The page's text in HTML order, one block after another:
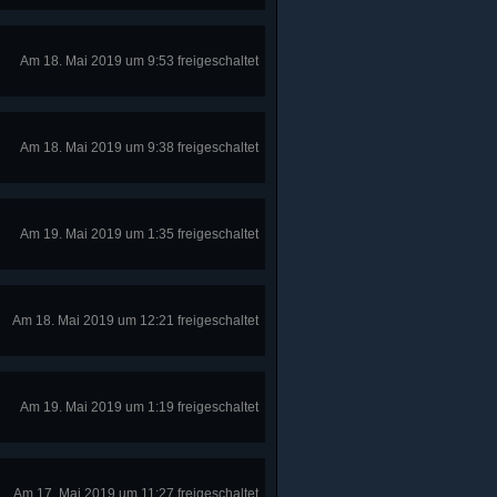
Am 18. Mai 2019 um 9:53 freigeschaltet
Am 18. Mai 2019 um 9:38 freigeschaltet
Am 19. Mai 2019 um 1:35 freigeschaltet
Am 18. Mai 2019 um 12:21 freigeschaltet
Am 19. Mai 2019 um 1:19 freigeschaltet
Am 17. Mai 2019 um 11:27 freigeschaltet